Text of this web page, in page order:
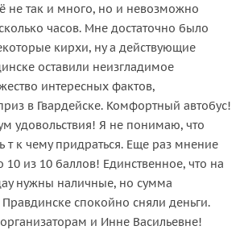
не так и много, но и невозможно
часов. Мне достаточно было
кирхи, ну а действующие
оставили неизгладимое
интересных фактов,
в Гвардейске. Комфортный автобус!
удовольствия! Я не понимаю, что
т к чему придраться. Еще раз мнение
из 10 баллов! Единственное, что на
нужны наличные, но сумма
спокойно сняли деньги.
и Инне Васильевне!